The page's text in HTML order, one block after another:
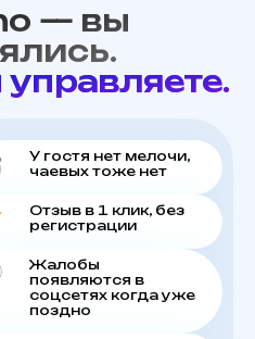
— вы
У гостя нет мелочи,
чаевых тоже нет
Отзыв в 1 клик, без
регистрации
Жалобы
появляются в
соцсетях когда уже
поздно